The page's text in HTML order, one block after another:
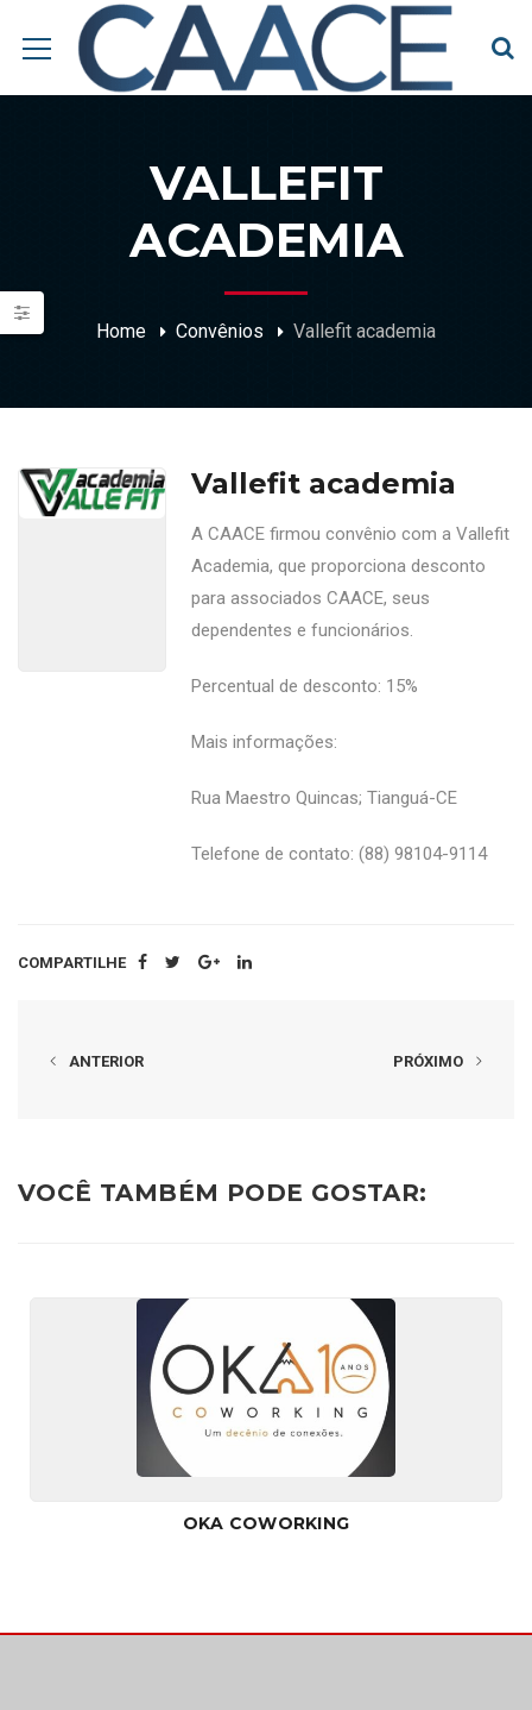
VALLEFIT
ACADEMIA
Home Convênios Vallefit academia
Vallefit academia
A CAACE firmou convênio com a Vallefit
Academia, que proporciona desconto
para associados CAACE, seus
dependentes e funcionários.
Percentual de desconto: 15%
Mais informações:
Rua Maestro Quincas; Tianguá-CE
Telefone de contato: (88) 98104-9114
COMPARTILHE
ANTERIOR PRÓXIMO
VOCÊ TAMBÉM PODE GOSTAR:
OKA COWORKING